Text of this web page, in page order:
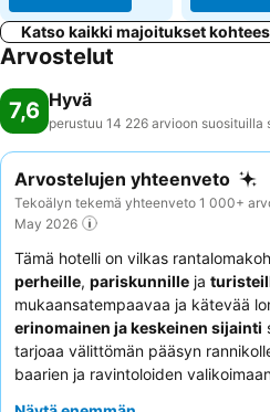
Katso kaikki majoitukset
Arvostelut
7,6 Hyvä
perustuu 14 226 arvioon suosituilla
Arvostelujen yhteenveto
Tekoälyn tekemä yhteenveto 1 000+
May 2026
Tämä hotelli on vilkas
perheille, pariskunnille ja
mukaansatempaavaa ja kätevää
erinomainen ja keskeinen sijainti
tarjoaa välittömän pääsyn
baarien ja ravintoloiden